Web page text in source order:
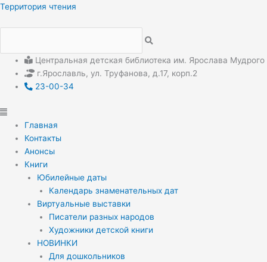
Перейти
Территория чтения
Центральная детская библиотека им. Ярослава Мудрого
г.Ярославль, ул. Труфанова, д.17, корп.2
23-00-34
Меню
Главная
Контакты
Анонсы
Книги
Юбилейные даты
Календарь знаменательных дат
Виртуальные выставки
Писатели разных народов
Художники детской книги
НОВИНКИ
Для дошкольников
Меню